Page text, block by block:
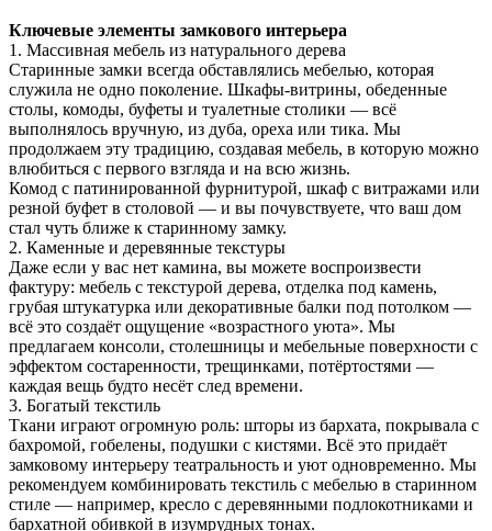
Ключевые элементы замкового интерьера
1. Массивная мебель из натурального дерева
Старинные замки всегда обставлялись мебелью, которая
служила не одно поколение. Шкафы-витрины, обеденные
столы, комоды, буфеты и туалетные столики — всё
выполнялось вручную, из дуба, ореха или тика. Мы
продолжаем эту традицию, создавая мебель, в которую можно
влюбиться с первого взгляда и на всю жизнь.
Комод с патинированной фурнитурой, шкаф с витражами или
резной буфет в столовой — и вы почувствуете, что ваш дом
стал чуть ближе к старинному замку.
2. Каменные и деревянные текстуры
Даже если у вас нет камина, вы можете воспроизвести
фактуру: мебель с текстурой дерева, отделка под камень,
грубая штукатурка или декоративные балки под потолком —
всё это создаёт ощущение «возрастного уюта». Мы
предлагаем консоли, столешницы и мебельные поверхности с
эффектом состаренности, трещинками, потёртостями —
каждая вещь будто несёт след времени.
3. Богатый текстиль
Ткани играют огромную роль: шторы из бархата, покрывала с
бахромой, гобелены, подушки с кистями. Всё это придаёт
замковому интерьеру театральность и уют одновременно. Мы
рекомендуем комбинировать текстиль с мебелью в старинном
стиле — например, кресло с деревянными подлокотниками и
бархатной обивкой в изумрудных тонах.